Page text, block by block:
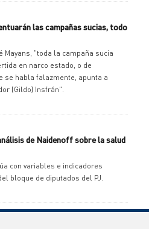
las campañas sucias, todo
Mayans, "toda la campaña sucia
en narco estado, o de
se habla falazmente, apunta a
(Gildo) Insfrán".
de Naidenoff sobre la salud
con variables e indicadores
bloque de diputados del PJ.